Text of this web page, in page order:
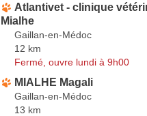
Atlantivet - clinique
Mialhe
Gaillan-en-Médoc
12 km
Fermé, ouvre lundi à 9h00
MIALHE Magali
Gaillan-en-Médoc
13 km